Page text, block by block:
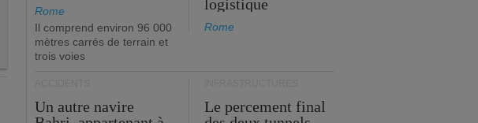
Rome
Il comprend environ 96 000
mètres carrés de terrain et
trois voies
logistique
Rome
Un autre navire
Le percement final